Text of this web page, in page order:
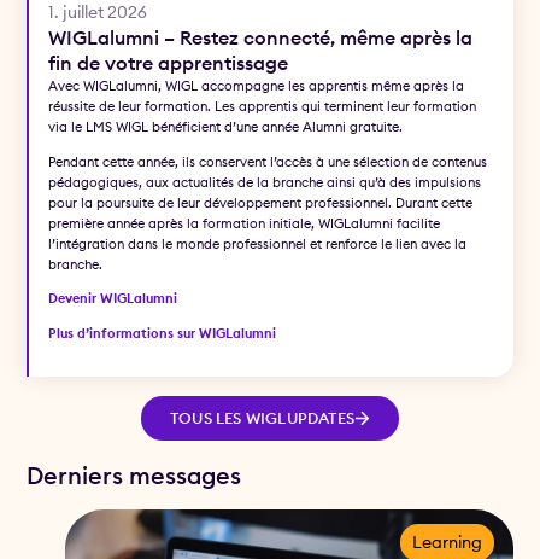
1. juillet 2026
WIGLalumni – Restez connecté, même après la
fin de votre apprentissage
Avec WIGLalumni, WIGL accompagne les apprentis même après la
réussite de leur formation. Les apprentis qui terminent leur formation
via le LMS WIGL bénéficient d’une année Alumni gratuite.
Pendant cette année, ils conservent l’accès à une sélection de contenus
pédagogiques, aux actualités de la branche ainsi qu’à des impulsions
pour la poursuite de leur développement professionnel. Durant cette
première année après la formation initiale, WIGLalumni facilite
l’intégration dans le monde professionnel et renforce le lien avec la
branche.
Devenir WIGLalumni
Plus d’informations sur WIGLalumni
TOUS LES WIGLUPDATES
Derniers messages
Learning